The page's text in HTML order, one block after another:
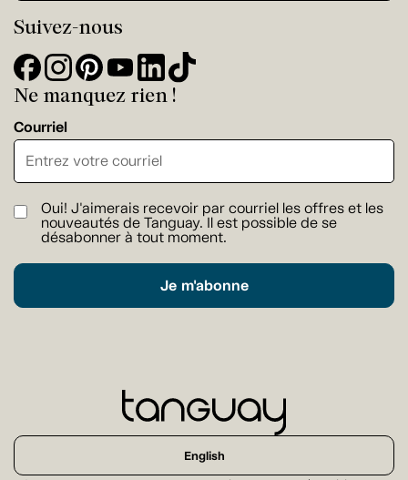
Suivez-nous
Ne manquez rien !
Courriel
Oui! J'aimerais recevoir par courriel les offres et les
nouveautés de Tanguay. Il est possible de se
désabonner à tout moment.
Je m'abonne
English